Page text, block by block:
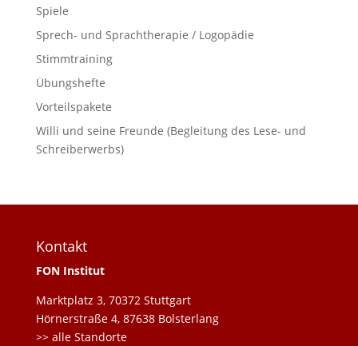
Spiele
Sprech- und Sprachtherapie / Logopädie
Stimmtraining
Übungshefte
Vorteilspakete
Willi und seine Freunde (Begleitung des Lese- und
Schreiberwerbs)
Kontakt
FON Institut
Marktplatz 3, 70372 Stuttgart
Hörnerstraße 4, 87638 Bolsterlang
>> alle Standorte